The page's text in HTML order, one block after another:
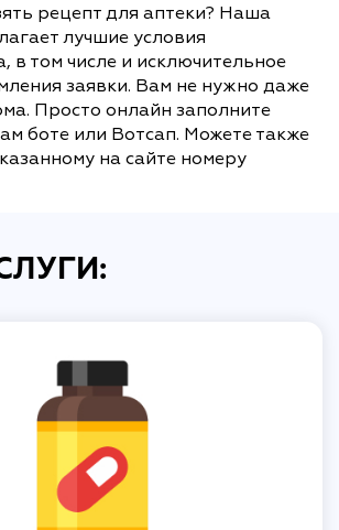
рецепт для аптеки? Наша
лучшие условия
в том числе и исключительное
заявки. Вам не нужно даже
Просто онлайн заполните
боте или Вотсап. Можете также
на сайте номеру